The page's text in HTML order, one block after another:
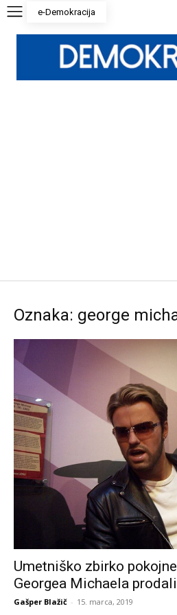
e-Demokracija
Oznaka: george
Umetniško zbirko
Georgea Michaela
Gašper Blažič - 15. marca, 2019